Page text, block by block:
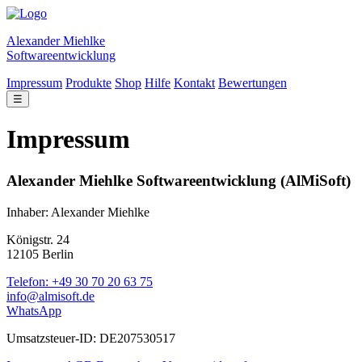
Alexander Miehlke
Softwareentwicklung
Impressum Produkte Shop Hilfe Kontakt Bewertungen
☰
Impressum
Alexander Miehlke Softwareentwicklung (AlMiSoft)
Inhaber: Alexander Miehlke
Königstr. 24
12105 Berlin
Telefon: +49 30 70 20 63 75
info@almisoft.de
WhatsApp
Umsatzsteuer-ID: DE207530517